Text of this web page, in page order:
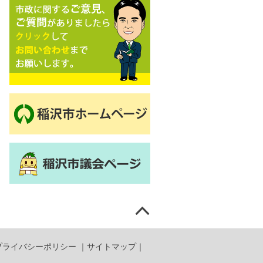
ライバシーポリシー ｜ サイトマップ｜